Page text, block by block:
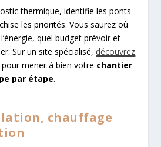
thermique, identifie les ponts
les priorités. Vous saurez où
quel budget prévoir et
Sur un site spécialisé, découvrez
pour mener à bien votre chantier
par étape.
chauffage